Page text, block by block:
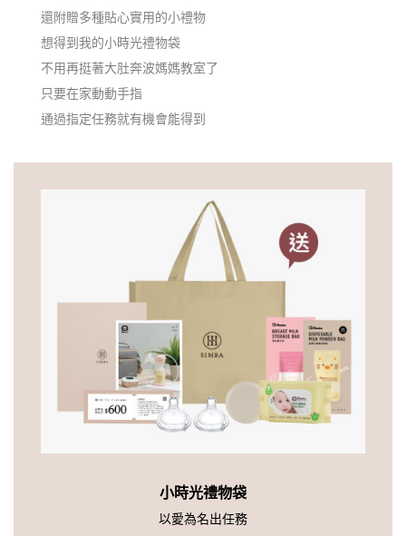
還附贈多種貼心實用的小禮物
想得到我的小時光禮物袋
不用再挺著大肚奔波媽媽教室了
只要在家動動手指
通過指定任務就有機會能得到
小時光禮物袋
以愛為名出任務